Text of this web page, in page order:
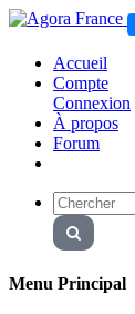
Accueil
Compte
Connexion
À propos
Forum
Menu Principal